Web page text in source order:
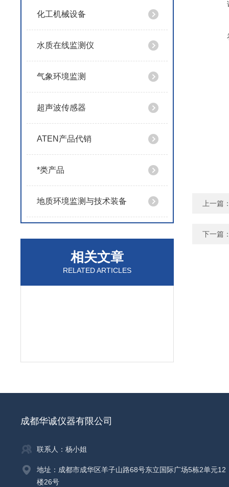
化工机械设备
水质在线监测仪
气象环境监测
超声波传感器
ATEN产品代销
*类产品
地质环境监测与技术装备
相关文章
RELATED ARTICLES
上一篇
下一篇
成都华诚仪器有限公司
联系人：杨小姐
地址：成都市成华区羊子山路68号东立国际广场5栋2单元12
楼26号